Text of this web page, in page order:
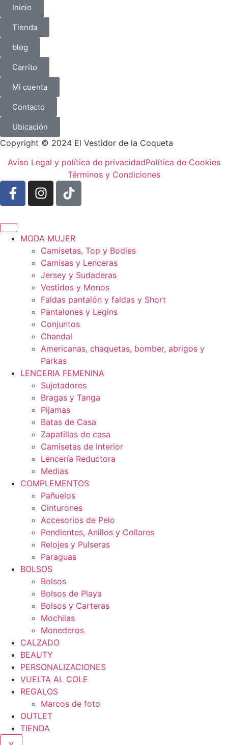
Inicio
Tienda
blog
Carrito
Mi cuenta
Contacto
Ubicación
Copyright © 2024 El Vestidor de la Coqueta
Aviso Legal y política de privacidadPolítica de Cookies
Términos y Condiciones
MODA MUJER
Camisetas, Top y Bodies
Camisas y Lenceras
Jersey y Sudaderas
Vestidos y Monos
Faldas pantalón y faldas y Short
Pantalones y Legins
Conjuntos
Chandal
Americanas, chaquetas, bomber, abrigos y
Parkas
LENCERIA FEMENINA
Sujetadores
Bragas y Tanga
Pijamas
Batas de Casa
Zapatillas de casa
Camisetas de Interior
Lencería Reductora
Medias
COMPLEMENTOS
Pañuelos
Cinturones
Accesorios de Pelo
Pendientes, Anillos y Collares
Relojes y Pulseras
Paraguas
BOLSOS
Bolsos
Bolsos de Playa
Bolsos y Carteras
Mochilas
Monederos
CALZADO
BEAUTY
PERSONALIZACIONES
VUELTA AL COLE
REGALOS
Marcos de foto
OUTLET
TIENDA